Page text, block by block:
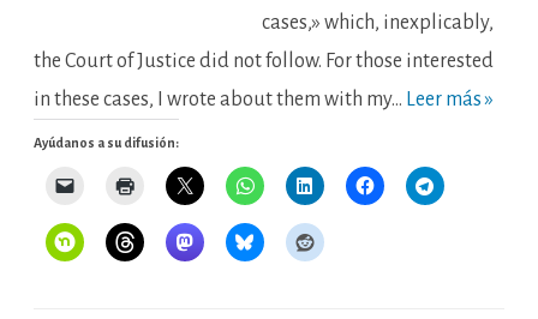
of
Foreign
Company.
cases,» which, inexplicably,
the Court of Justice did not follow. For those interested
in these cases, I wrote about them with my… Leer más »
Ayúdanos a su difusión: